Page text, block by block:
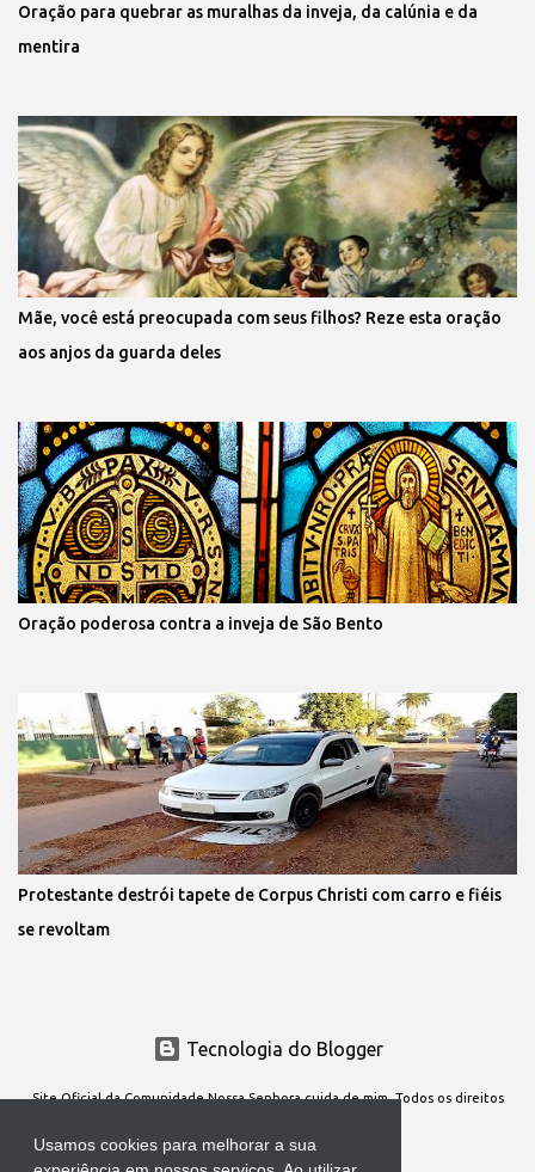
Usamos cookies para melhorar a sua
Oração para quebrar as muralhas da inveja, da calúnia e da
mentira
Mãe, você está preocupada com seus filhos? Reze esta oração
aos anjos da guarda deles
Oração poderosa contra a inveja de São Bento
Protestante destrói tapete de Corpus Christi com carro e fiéis
se revoltam
Tecnologia do Blogger
Site Oficial da Comunidade Nossa Senhora cuida de mim. Todos os direitos